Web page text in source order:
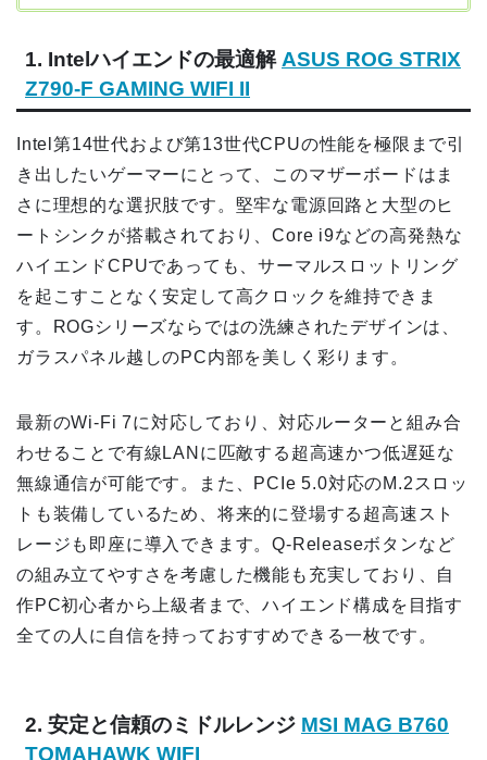
1. Intelハイエンドの最適解 ASUS ROG STRIX
Z790-F GAMING WIFI II
Intel第14世代および第13世代CPUの性能を極限まで引
き出したいゲーマーにとって、このマザーボードはま
さに理想的な選択肢です。堅牢な電源回路と大型のヒ
ートシンクが搭載されており、Core i9などの高発熱な
ハイエンドCPUであっても、サーマルスロットリング
を起こすことなく安定して高クロックを維持できま
す。ROGシリーズならではの洗練されたデザインは、
ガラスパネル越しのPC内部を美しく彩ります。
最新のWi-Fi 7に対応しており、対応ルーターと組み合
わせることで有線LANに匹敵する超高速かつ低遅延な
無線通信が可能です。また、PCIe 5.0対応のM.2スロッ
トも装備しているため、将来的に登場する超高速スト
レージも即座に導入できます。Q-Releaseボタンなど
の組み立てやすさを考慮した機能も充実しており、自
作PC初心者から上級者まで、ハイエンド構成を目指す
全ての人に自信を持っておすすめできる一枚です。
2. 安定と信頼のミドルレンジ MSI MAG B760
TOMAHAWK WIFI